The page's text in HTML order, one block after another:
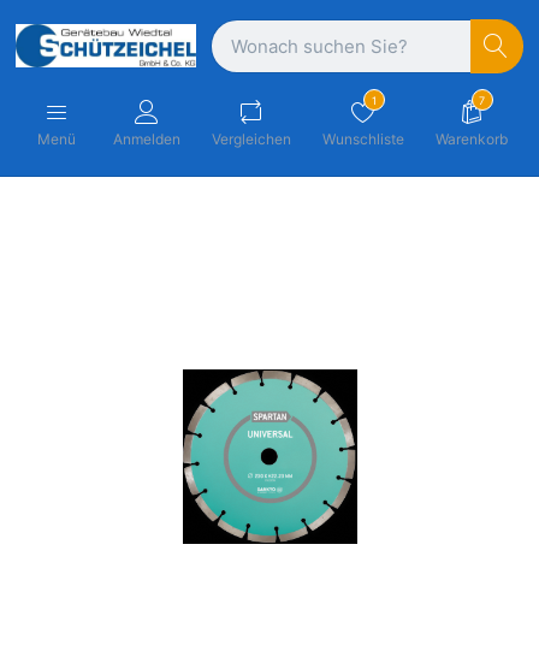
Menü Anmelden Vergleichen
1
Wunschliste
7
Warenkorb